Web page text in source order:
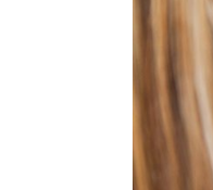
15:11